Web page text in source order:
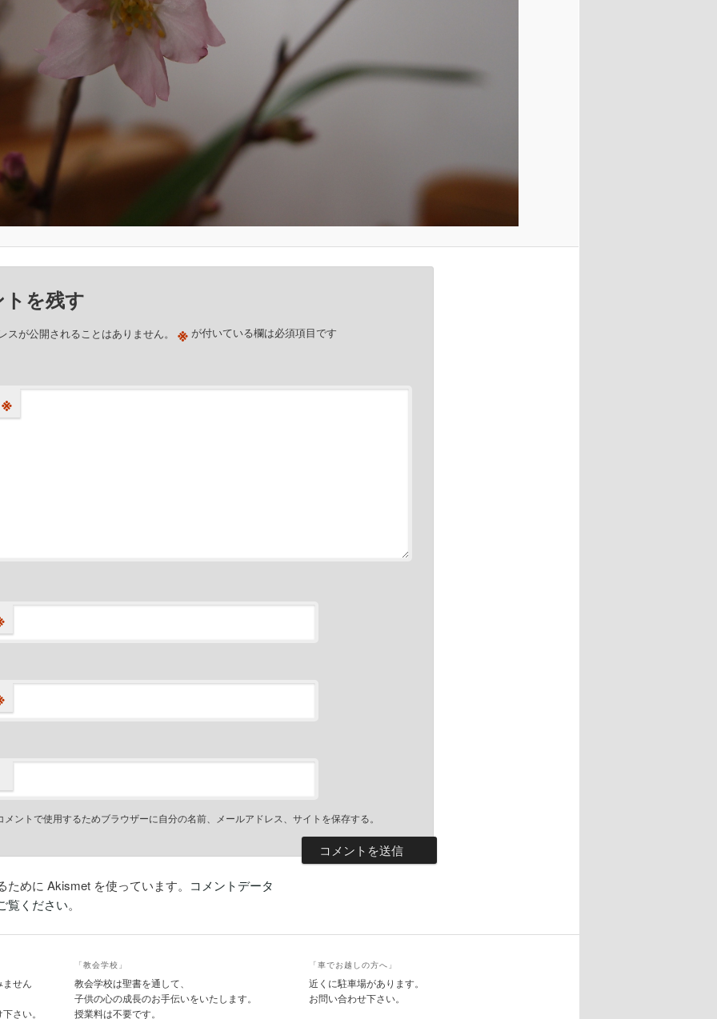
を残す
スが公開されることはありません。 ※が付いている欄は必須項目です
※
メントで使用するためブラウザーに自分の名前、メールアドレス、サイトを保存する。
めに Akismet を使っています。 コメントデータ
覧ください。
せん
さい。
「教会学校」
教会学校は聖書を通して、
子供の心の成長のお手伝いをいたします。
授業料は不要です。
「車でお越しの方へ」
近くに駐車場があります。
お問い合わせ下さい。